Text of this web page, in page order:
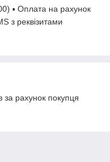
▪ Оплата на рахунок
з реквізитами
рахунок покупця